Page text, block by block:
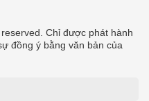
Chỉ được phát hành
đồng ý bằng văn bản của